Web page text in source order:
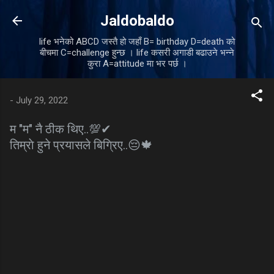
Skip to main content
Jaldobaldo
life भनेको ABCD जस्तै हो जहाँ B= birthday D=death को
बीचमा C=challenge हुन्छ । life कसरी अगाडी बढाउने भन्ने
कुरा A=attitude मा भर पर्छ ।
- July 29, 2022
म "म" नै ठीक थिए..💯✔
तिम्राे हुने प्रयासले बिग्रिए..😔🍁